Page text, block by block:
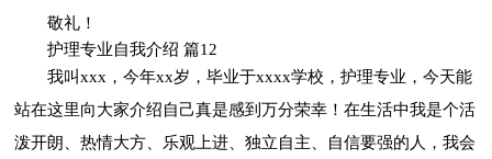
敬礼！
护理专业自我介绍 篇12
我叫xxx，今年xx岁，毕业于xxxx学校，护理专业，今天能
站在这里向大家介绍自己真是感到万分荣幸！在生活中我是个活
泼开朗、热情大方、乐观上进、独立自主、自信要强的人，我会